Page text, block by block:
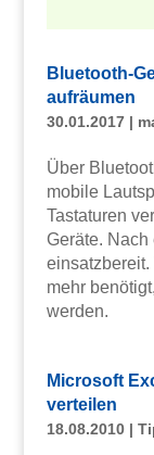
Bluetooth-
aufräumen
30.01.2017|
Über
mobile
Tastaturen
Geräte.
mehr
werden.
Microsoft
verteilen
18.08.2010|